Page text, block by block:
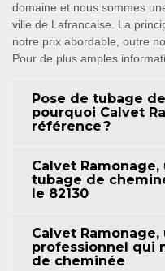
domaine et nous sommes
ville de Lafrancaise. La
notre prix abordable, outre
Pour de plus amples
Pose de tubage
pourquoi Calvet
référence ?
Calvet
tubage de
le 82130
Calvet
professionnel qui
de cheminée